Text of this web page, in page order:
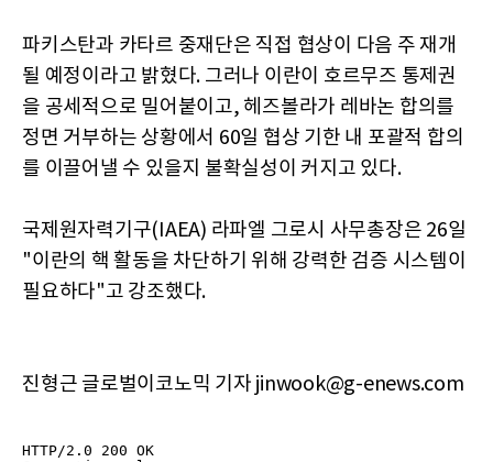
파키스탄과 카타르 중재단은 직접 협상이 다음 주 재개
될 예정이라고 밝혔다. 그러나 이란이 호르무즈 통제권
을 공세적으로 밀어붙이고, 헤즈볼라가 레바논 합의를
정면 거부하는 상황에서 60일 협상 기한 내 포괄적 합의
를 이끌어낼 수 있을지 불확실성이 커지고 있다.
국제원자력기구(IAEA) 라파엘 그로시 사무총장은 26일
"이란의 핵 활동을 차단하기 위해 강력한 검증 시스템이
필요하다"고 강조했다.
진형근 글로벌이코노믹 기자 jinwook@g-enews.com